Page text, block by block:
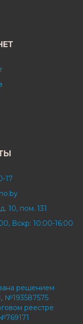
17
10, пом. 131
Вскр: 10:00-16:00
решением
№193587575
реестре